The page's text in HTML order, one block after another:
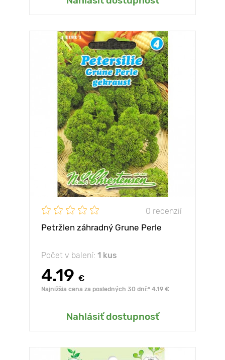
0 recenzií
Petržlen záhradný Grune Perle
Počet v balení: 1 kus
4.19 €
Najnižšia cena za posledných 30 dní:* 4.19 €
Nahlásiť dostupnosť